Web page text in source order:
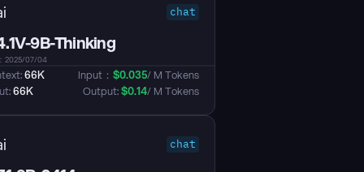
chat
9B-Thinking
2025/07/04
66K
66K
Input： $0.035/ M Tokens
Output: $0.14/ M Tokens
chat